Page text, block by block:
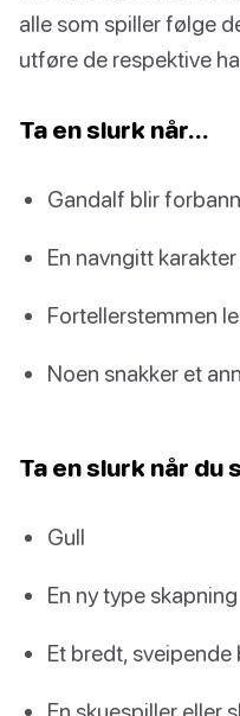
alle som spiller følge
utføre de respektive
Ta en slurk når…
Gandalf blir
En navngitt
Fortellerstemmen
Noen snakker et
Ta en slurk når du
Gull
En ny type skapning
Et bredt,